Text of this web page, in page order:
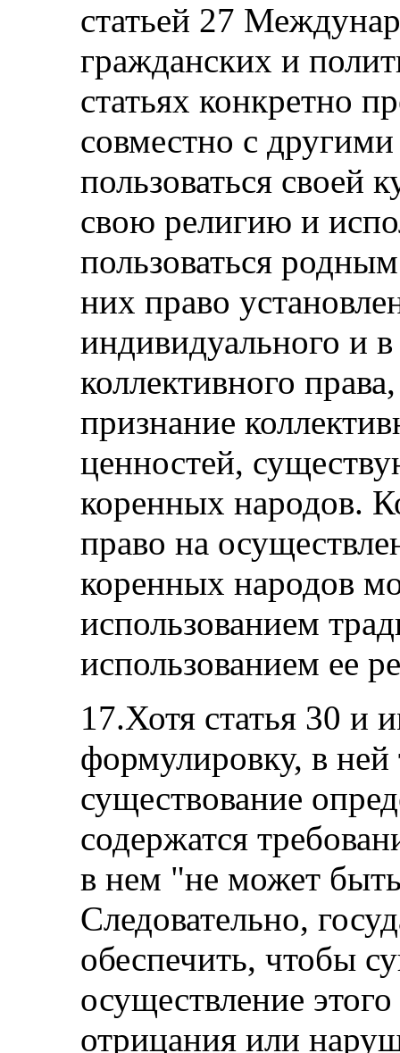
статьей 27
гражданских и
статьях конкретно
совместно с
пользоваться своей
свою религию и
пользоваться
них право
индивидуального и
коллективного
признание
ценностей,
коренных народов.
право на
коренных народов
использованием
использованием ее
17.Хотя статья 30
формулировку, в ней
существование
содержатся
в нем "не может
Следовательно,
обеспечить, чтобы
осуществление
отрицания или